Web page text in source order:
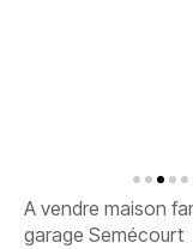
A vendre maison
garage Semécourt